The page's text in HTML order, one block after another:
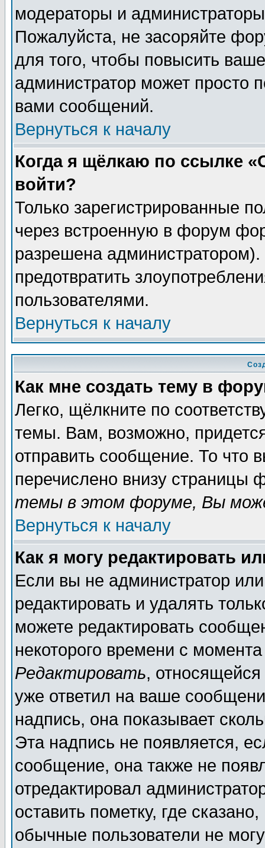
модераторы и
Пожалуйста, не засоряйте
для того, чтобы повысить
администратор может просто
вами сообщений.
Вернуться к началу
Когда я щёлкаю по ссылке
войти?
Только зарегистрированные
через встроенную в форум
разрешена
предотвратить
пользователями.
Вернуться к началу
Как мне создать тему в
Легко, щёлкните по
темы. Вам, возможно,
отправить сообщение. То что
перечислено внизу страницы
темы в этом форуме, Вы
Вернуться к началу
Как я могу редактировать
Если вы не администратор
редактировать и удалять
можете редактировать
некоторого времени с
Редактировать,
уже ответил на ваше
надпись, она показывает
Эта надпись не появляется,
сообщение, она также не
отредактировал
оставить пометку, где
обычные пользователи не